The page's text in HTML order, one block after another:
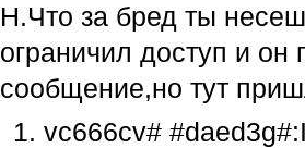
Н.Что за бред ты
ограничил доступ и
сообщение,но тут
vc666cv#